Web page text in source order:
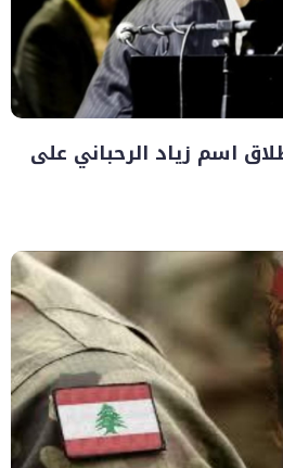
اسم زياد الرحباني على